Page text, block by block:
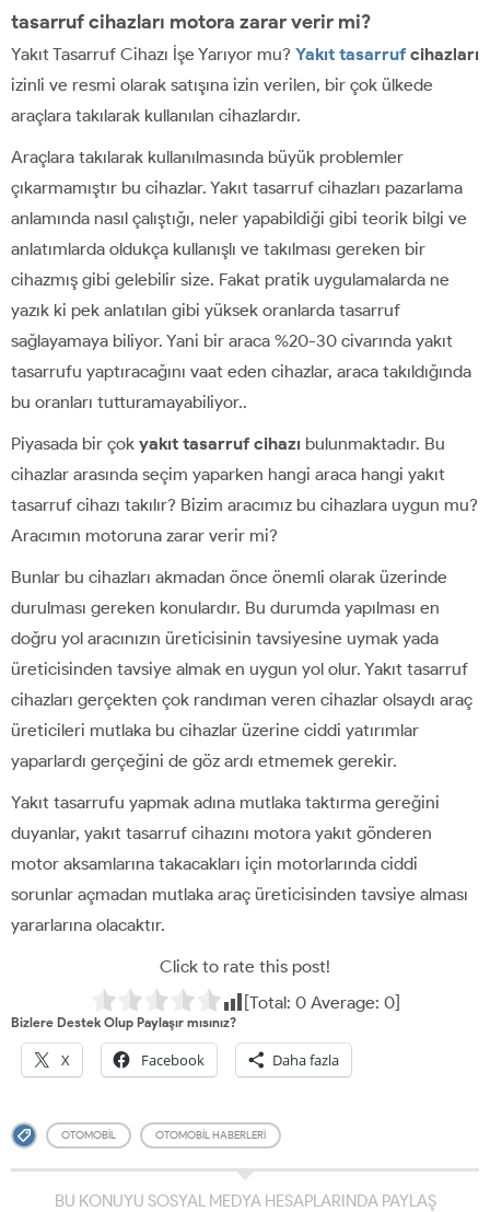
tasarruf cihazları motora zarar verir mi?
Yakıt Tasarruf Cihazı İşe Yarıyor mu? Yakıt tasarrufcihazları
izinli ve resmi olarak satışına izin verilen, bir çok ülkede
araçlara takılarak kullanılan cihazlardır.
Araçlara takılarak kullanılmasında büyük problemler
çıkarmamıştır bu cihazlar. Yakıt tasarruf cihazları pazarlama
anlamında nasıl çalıştığı, neler yapabildiği gibi teorik bilgi ve
anlatımlarda oldukça kullanışlı ve takılması gereken bir
cihazmış gibi gelebilir size. Fakat pratik uygulamalarda ne
yazık ki pek anlatılan gibi yüksek oranlarda tasarruf
sağlayamaya biliyor. Yani bir araca %20-30 civarında yakıt
tasarrufu yaptıracağını vaat eden cihazlar, araca takıldığında
bu oranları tutturamayabiliyor..
Piyasada bir çok yakıt tasarruf cihazı bulunmaktadır. Bu
cihazlar arasında seçim yaparken hangi araca hangi yakıt
tasarruf cihazı takılır? Bizim aracımız bu cihazlara uygun mu?
Aracımın motoruna zarar verir mi?
Bunlar bu cihazları akmadan önce önemli olarak üzerinde
durulması gereken konulardır. Bu durumda yapılması en
doğru yol aracınızın üreticisinin tavsiyesine uymak yada
üreticisinden tavsiye almak en uygun yol olur. Yakıt tasarruf
cihazları gerçekten çok randıman veren cihazlar olsaydı araç
üreticileri mutlaka bu cihazlar üzerine ciddi yatırımlar
yaparlardı gerçeğini de göz ardı etmemek gerekir.
Yakıt tasarrufu yapmak adına mutlaka taktırma gereğini
duyanlar, yakıt tasarruf cihazını motora yakıt gönderen
motor aksamlarına takacakları için motorlarında ciddi
sorunlar açmadan mutlaka araç üreticisinden tavsiye alması
yararlarına olacaktır.
Click to rate this post!
[Total: 0Average: 0]
Bizlere Destek Olup Paylaşır mısınız?
X Facebook Daha fazla
OTOMOBIL OTOMOBIL HABERLERI
BU KONUYU SOSYAL MEDYA HESAPLARINDA PAYLAŞ